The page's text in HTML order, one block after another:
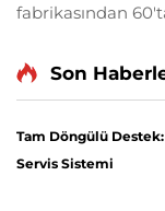
fabrikasından
çözümlerini
danışmanlığı
Son
Tam Döngülü
Servis Sistemi